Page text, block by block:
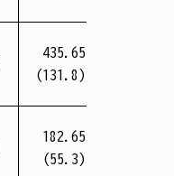
435.65
(131.8)
182.65
(55.3)